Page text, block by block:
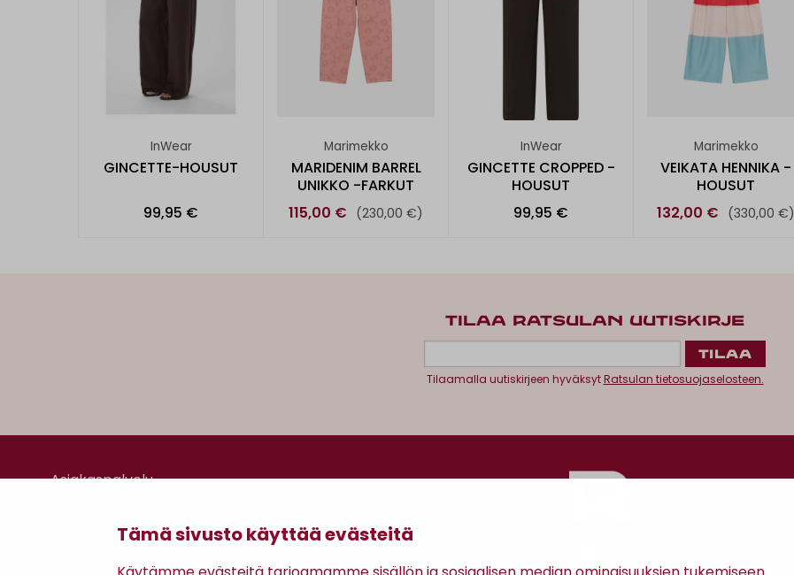
Tämä sivusto käyttää evästeitä
InWear
GINCETTE-HOUSUT
99,95 €
Marimekko
MARIDENIM BARREL
UNIKKO -FARKUT
115,00 € (230,00 €)
InWear
GINCETTE CROPPED -
HOUSUT
99,95 €
Marimekko
VEIKATA HENNIKA -
HOUSUT
132,00 € (330,00 €)
TILAA RATSULAN UUTISKIRJE
Tilaamalla uutiskirjeen hyväksytRatsulan tietosuojaselosteen.
Asiakaspalvelu
Gomee Ratsula Café